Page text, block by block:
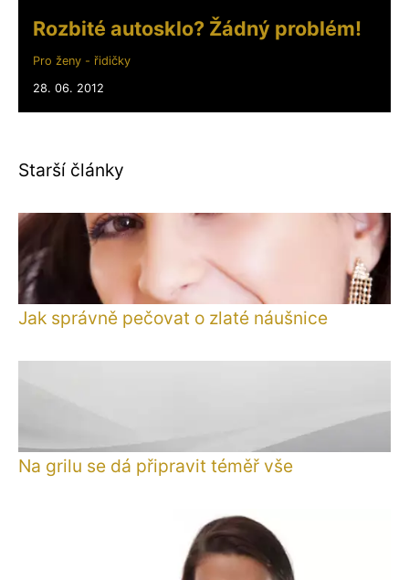
Rozbité autosklo? Žádný problém!
Pro ženy - řidičky
28. 06. 2012
Starší články
Jak správně pečovat o zlaté náušnice
Na grilu se dá připravit téměř vše